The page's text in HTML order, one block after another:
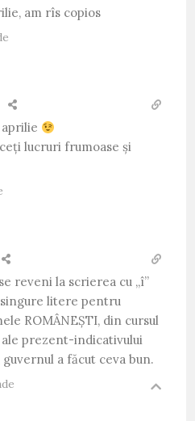
am rîs copios
aprilie
lucruri frumoase și
reveni la scrierea cu „î”
litere pentru
ROMÂNEȘTI, din cursul
prezent-indicativului
a făcut ceva bun.